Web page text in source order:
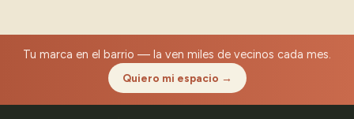
Tu marca en el barrio — la ven miles de vecinos cada mes.
Quiero mi espacio →